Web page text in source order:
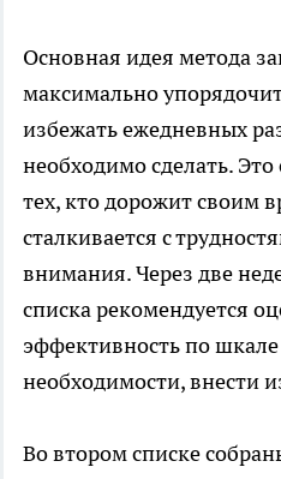
Основная идея метода
максимально
избежать ежедневных
необходимо сделать.
тех, кто дорожит своим
сталкивается с
внимания. Через две
списка рекомендуется
эффективность по
необходимости, внести
Во втором списке